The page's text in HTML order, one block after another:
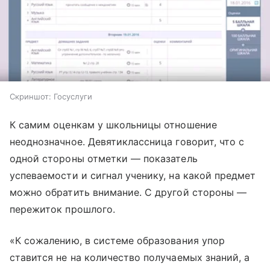
Скриншот: Госуслуги
К самим оценкам у школьницы отношение
неоднозначное. Девятиклассница говорит, что с
одной стороны отметки — показатель
успеваемости и сигнал ученику, на какой предмет
можно обратить внимание. С другой стороны —
пережиток прошлого.
«К сожалению, в системе образования упор
ставится не на количество получаемых знаний, а